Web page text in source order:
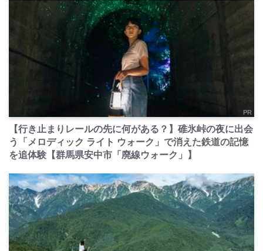
PR
【行き止まりレールの先に何がある？】碓氷峠の夜に出会
う「メロディック ライト ウォーク」で消えた鉄道の記憶
を追体験【群馬県安中市「廃線ウォーク」】